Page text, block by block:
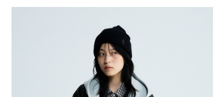
2.透過簡訊連結打開帳單後，可選擇「超商條碼／台灣大直營門市／銀行轉
帳／街口支付／iPASS MONEY」等通路繳費。
1.本服務係由「台灣大哥大股份有限公司」（以下簡稱本公司）所提供，讓
用戶於交易時，得透過本服務購買商品或服務，並由商店將買賣／分期付款
買賣價金債權讓與本公司後，依約使用本公司帳單繳交帳款。
３．安心：先確認商品／服務後，再付款。
１．於結帳方式選擇「AFTEE先享後付」後，將跳轉至「AFTEE先享後付」
結帳頁面，進行簡訊認證並確認金額後，即可完成結帳。
２．訂單成立數日內，您將收到繳費通知簡訊。
３．收到繳費通知簡訊後14天內，點擊此簡訊中的連結，可透過四大超商／
ATM／網路銀行／等多元方式進行付款，方視為交易完成。
※ 請注意：結帳手續完成當下不需立刻繳費，但若您需要取消訂單，請聯絡
購買商品的店家。未經商家同意取消之訂單仍視為有效，需透過AFTEE先享
每筆NT$80，滿NT$888(含以上)免運費
每筆NT$80，滿NT$888(含以上)免運費
每筆NT$80，滿NT$1,500(含以上)免運費